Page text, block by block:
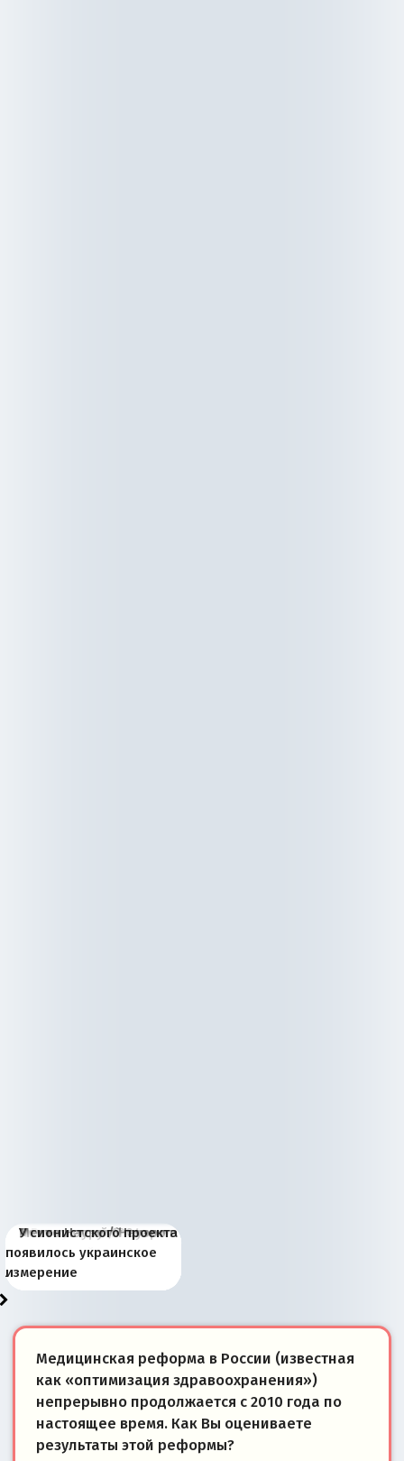
Киевская марионетка
Запада рассказала о
«переобувании» хозяев
В России назрели
перемены: 15 шагов к
суверенной экономике
Миграционный пожар
Европы
Россия начинает
сбрасывать балласт
Анкориджа
Россия зимой 1904
года: первые уступки во
внутренней политике
Русская нация вчера и
сегодня
Почему правый крах в
Варшаве не поможет её
отношениям с Россией?
Место Науру / Науэро в
современной истории
Южной Осетии
У сионистского проекта
появилось украинское
измерение
Медицинская реформа в России (известная
как «оптимизация здравоохранения»)
непрерывно продолжается с 2010 года по
настоящее время. Как Вы оцениваете
результаты этой реформы?